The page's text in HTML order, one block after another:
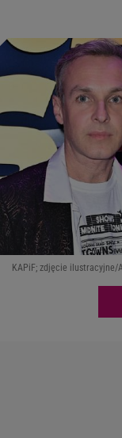
KAPiF; zdjęcie ilustracyjne/